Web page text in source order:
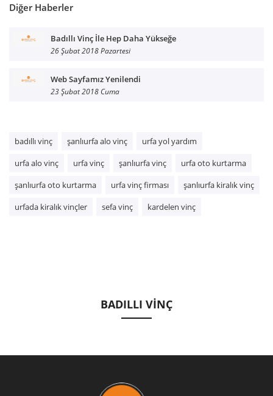
Diğer Haberler
Badıllı Vinç İle Hep Daha Yükseğe
26 Şubat 2018 Pazartesi
Web Sayfamız Yenilendi
23 Şubat 2018 Cuma
badıllı vinç şanlıurfa alo vinç
urfa yol yardım
urfa alo vinç
urfa vinç şanlıurfa vinç
urfa oto kurtarma
şanlıurfa oto kurtarma
urfa vinç firması
şanlıurfa kiralık vinç
urfada kiralık vinçler
sefa vinç kardelen vinç
BADILLI VİNÇ